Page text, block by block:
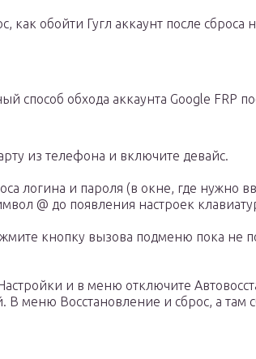
как обойти Гугл аккаунт после сброса
способ обхода аккаунта Google FRP
из телефона и включите девайс.
логина и пароля (в окне, где нужно
@ до появления настроек
кнопку вызова подменю пока не
и в меню отключите
В меню Восстановление и сброс, а там